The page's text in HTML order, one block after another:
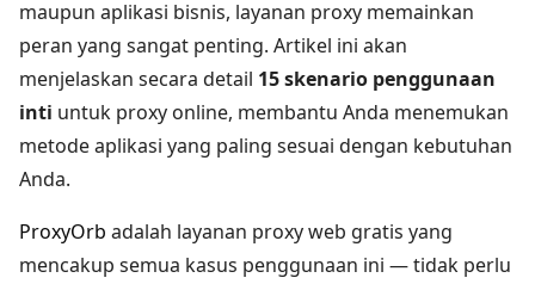
maupun aplikasi bisnis, layanan proxy memainkan
peran yang sangat penting. Artikel ini akan
menjelaskan secara detail 15 skenario penggunaan
inti untuk proxy online, membantu Anda menemukan
metode aplikasi yang paling sesuai dengan kebutuhan
Anda.
ProxyOrb adalah layanan proxy web gratis yang
mencakup semua kasus penggunaan ini — tidak perlu